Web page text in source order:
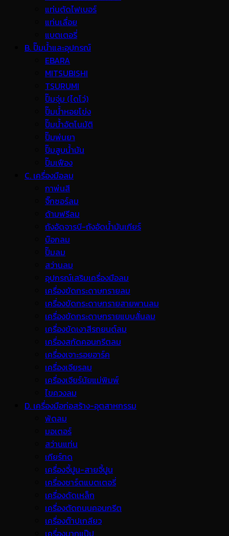
แท่นตัดไฟเบอร์
แท่นเลื่อย
แบตเตอรี่
B. ปั๊มน้ำและอุปกรณ์
EBARA
MITSUBISHI
TSURUMI
ปั๊มจุ่ม (ไดโว่)
ปั๊มน้ำหอยโข่ง
ปั๊มน้ำอัตโนมัติ
ปั๊มพ่นยา
ปั๊มสูบน้ำมัน
ปั๊มเฟือง
C. เครื่องมือลม
กาพ่นสี
จิ๊กซอร์ลม
ด้ามฟรีลม
ถังอัดจารบี-ถังอัดน้ำมันเกียร์
บ๊อกลม
ปั๊มลม
สว่านลม
อุปกรณ์เสริมเครื่องมือลม
เครื่องขัดกระดาษทรายลม
เครื่องขัดกระดาษทรายสายพานลม
เครื่องขัดกระดาษทรายแบบสั่นลม
เครื่องขัดเงาสีรถยนต์ลม
เครื่องสกัดคอนกรีตลม
เครื่องเจาะรอยอาร์ค
เครื่องเจียรลม
เครื่องเจียร์นัยแม่พิมพ์
ไขควงลม
D. เครื่องมือก่อสร้าง-อุตสาหกรรม
พ้ดลม
มอเตอร์
สว่านแท่น
เกียร์ทด
เครื่องจี้ปูน-สายจี้ปูน
เครื่องชาร์ตแบตเตอรี่
เครื่องดัดเหล็ก
เครื่องตัดถนนคอนกรีต
เครื่องต๊าปเกลียว
เครื่องบากแป๊ป